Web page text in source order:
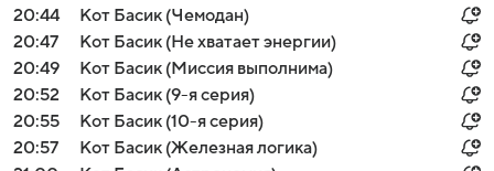
20:44
Кот Басик (Чемодан)
20:47
Кот Басик (Не хватает энергии)
20:49
Кот Басик (Миссия выполнима)
20:52
Кот Басик (9-я серия)
20:55
Кот Басик (10-я серия)
20:57
Кот Басик (Железная логика)